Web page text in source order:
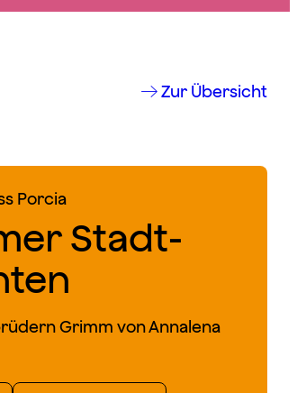
Zur Übersicht
Porcia
Stadt­
Grimm von Annalena